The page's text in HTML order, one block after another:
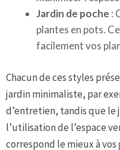
Jardin de poche :
plantes en pots.
facilement vos
Chacun de ces styles
jardin minimaliste, par
d’entretien, tandis que le
l’utilisation de l’espace
correspond le mieux à